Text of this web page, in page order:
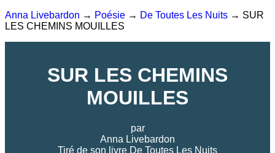
Anna Livebardon → Poésie → De Toutes Les Nuits → SUR
LES CHEMINS MOUILLES
SUR LES CHEMINS
MOUILLES
par
Anna Livebardon
Tiré de son livre De Toutes Les Nuits